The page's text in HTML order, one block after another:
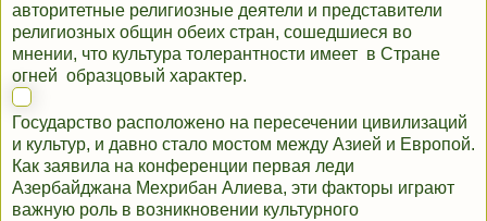
авторитетные религиозные деятели и представители
религиозных общин обеих стран, сошедшиеся во
мнении, что культура толерантности имеет в Стране
огней образцовый характер.
Государство расположено на пересечении цивилизаций
и культур, и давно стало мостом между Азией и Европой.
Как заявила на конференции первая леди
Азербайджана Мехрибан Алиева, эти факторы играют
важную роль в возникновении культурного